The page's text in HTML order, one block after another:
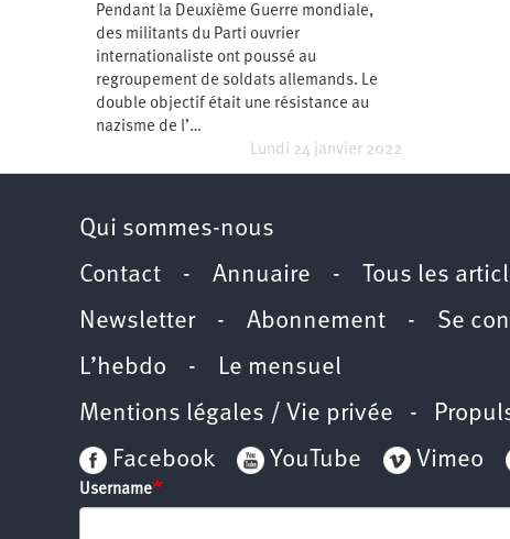
Commerce
Hôpitaux
SNCF
publics
Féminisme
LGBTI
Éducation
Santé
Vidéos
mon
Asie
Orient
Pendant la Deuxième Guerre mondiale,
des militants du Parti ouvrier
internationaliste ont poussé au
regroupement de soldats allemands. Le
double objectif était une résistance au
nazisme de l’…
Lundi 24 janvier 2022
Qui sommes-nous
Contact - Annuaire - Tous les
Newsletter- Abonnement - Se
L’hebdo - Le mensuel
Mentions légales / Vie privée -
Facebook
YouTube Vimeo
Username